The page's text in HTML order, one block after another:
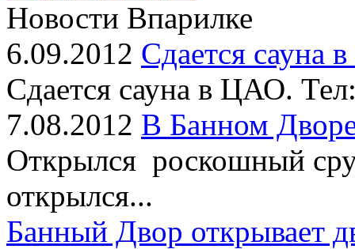
Новости Впарилке
6.09.2012 Сдается сауна
Сдается сауна в ЦАО.
7.08.2012 В Банном
Открылся роскошный
открылся...
Банный Двор открывает